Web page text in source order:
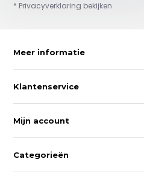
* Privacyverklaring bekijken
Meer informatie
Klantenservice
Mijn account
Categorieën